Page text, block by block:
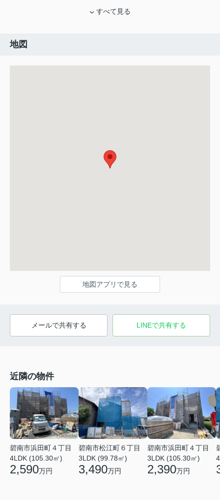
すべて見る
地図
地図アプリで見る
メールで共有する LINEで共有する
近隣の物件
碧南市浜田町４丁目
4LDK (105.30㎡)
2,590万円
碧南市松江町６丁目
3LDK (99.78㎡)
3,490万円
碧南市浜田町４丁目
3LDK (105.30㎡)
2,390万円